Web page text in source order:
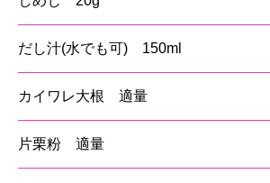
だし汁(水でも可) 150ml
カイワレ大根 適量
片栗粉 適量